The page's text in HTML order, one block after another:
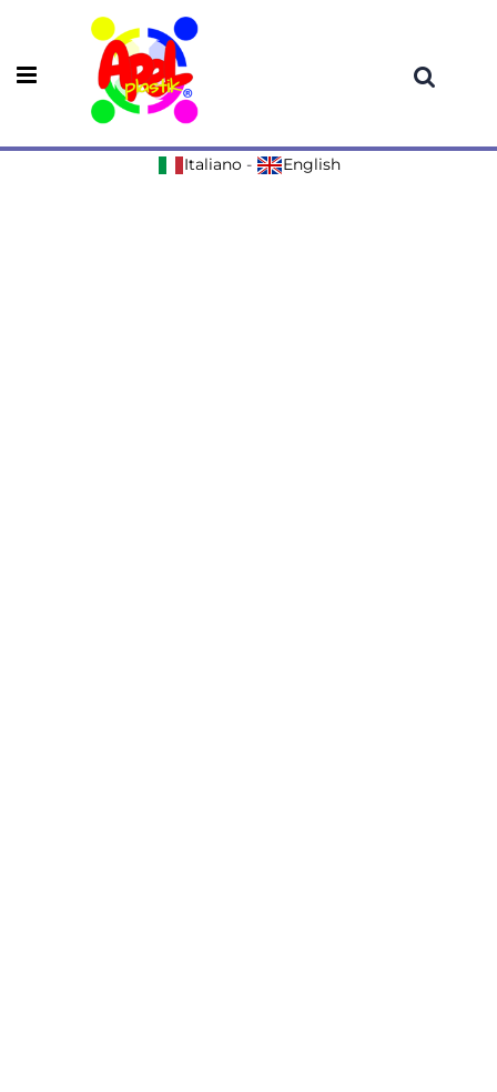
Open menu
Italiano- English